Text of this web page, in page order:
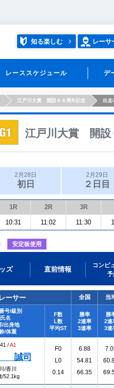
知る楽しむ レーサ
レーススケジュール デ
江戸川大賞 開設６８周年記念 出走
江戸川大賞 開設
2月28日
初日
2月29日
２日目
1R 2R 3R
10:31 11:02 11:30
安定板使用
ズ 直前情報
コンピ
予
ーサー 全国 当
号/級別
氏名
/出身地
/体重
F数
L数
平均ST
勝率
2連率
3連率
勝
2連
3連
/A1
誠司
/香川
/52.1kg
F0
L0
0.14
6.88
54.81
66.35